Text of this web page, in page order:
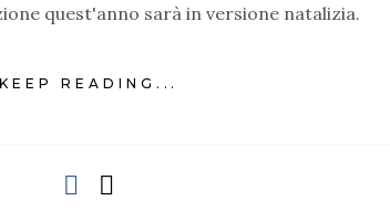
quest'anno sarà in versione natalizia.
KEEP READING...